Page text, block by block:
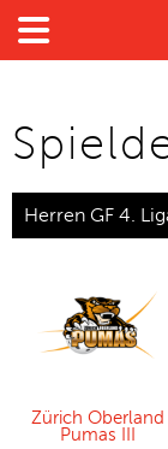

Herren GF 4.
Zürich Oberland
Pumas III